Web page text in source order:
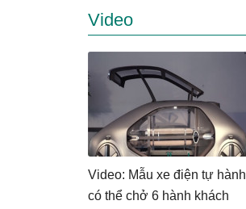
Video
Video: Mẫu xe điện tự hành
có thể chở 6 hành khách